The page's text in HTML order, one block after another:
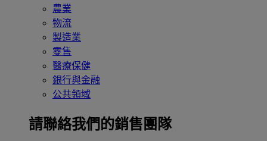
農業
物流
製造業
零售
醫療保健
銀行與金融
公共領域
請聯絡我們的銷售團隊